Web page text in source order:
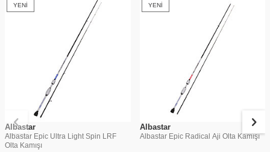
YENI
Albastar
Albastar Epic Ultra Light Spin LRF
Olta Kamışı
YENI
Albastar
Albastar Epic Radical Aji Olta Kamışı